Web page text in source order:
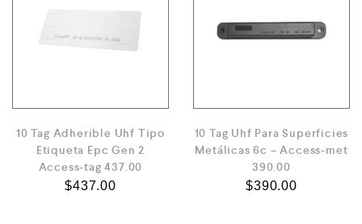
10 Tag Adherible Uhf Tipo
Etiqueta Epc Gen 2
Access-tag 437.00
$437.00
10 Tag Uhf Para Superficies
Metálicas 6c – Access-met
390.00
$390.00